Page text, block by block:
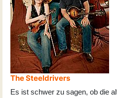
The Steeldrivers
Es ist schwer zu sagen, ob die